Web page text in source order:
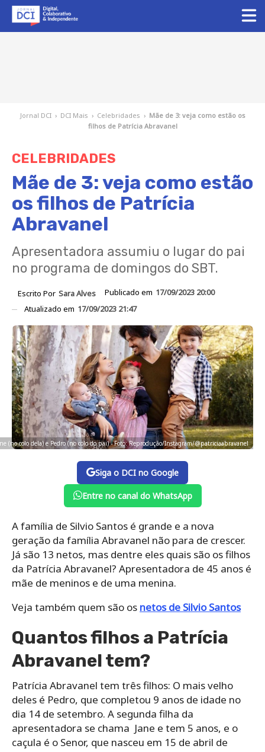
Jornal DCI › DCI Mais › Celebridades › Mãe de 3: veja como estão os
filhos de Patrícia Abravanel
CELEBRIDADES
Mãe de 3: veja como estão
os filhos de Patrícia
Abravanel
Apresentadora assumiu o lugar do pai
no programa de domingos do SBT.
Escrito Por Sara Alves Publicado em 17/09/2023 20:00
Atualizado em 17/09/2023 21:47
(no colo dela) e Pedro (no colo do pai) - Foto: Reprodução/Instagram/@patriciaabravanel
Siga o DCI no Google
Entre no canal do WhatsApp
A família de Silvio Santos é grande e a nova
geração da família Abravanel não para de crescer.
Já são 13 netos, mas dentre eles quais são os filhos
da Patrícia Abravanel? Apresentadora de 45 anos é
mãe de meninos e de uma menina.
Veja também quem são os netos de Silvio Santos
Quantos filhos a Patrícia
Abravanel tem?
Patrícia Abravanel tem três filhos: O mais velho
deles é Pedro, que completou 9 anos de idade no
dia 14 de setembro. A segunda filha da
apresentadora se chama Jane e tem 5 anos, e o
caçula é o Senor, que nasceu em 15 de abril de